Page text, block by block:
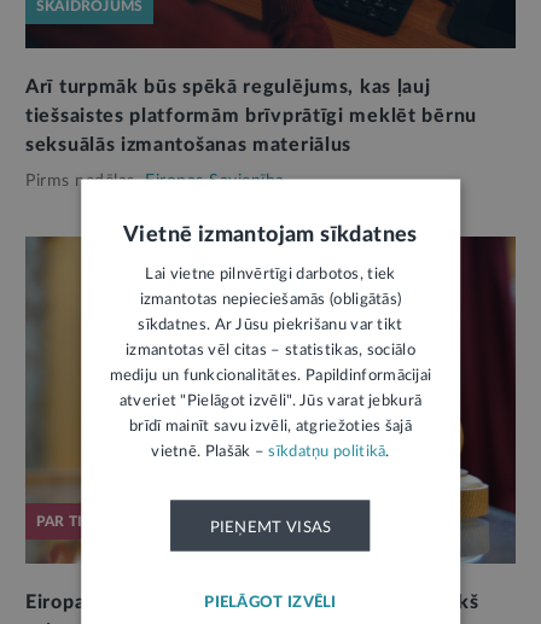
SKAIDROJUMS
Arī turpmāk būs spēkā regulējums, kas ļauj
tiešsaistes platformām brīvprātīgi meklēt bērnu
seksuālās izmantošanas materiālus
Pirms nedēļas, Eiropas Savienība
PAR TIESLIETU SISTĒMU
Eiropas Komisija par tiesiskumu Latvijā: iepriekš
Vietnē izmantojam sīkdatnes
Lai vietne pilnvērtīgi darbotos, tiek
izmantotas nepieciešamās (obligātās)
sīkdatnes. Ar Jūsu piekrišanu var tikt
izmantotas vēl citas – statistikas, sociālo
mediju un funkcionalitātes. Papildinformācijai
atveriet "Pielāgot izvēli". Jūs varat jebkurā
brīdī mainīt savu izvēli, atgriežoties šajā
vietnē. Plašāk –sīkdatņu politikā.
PIEŅEMT VISAS
PIELĀGOT IZVĒLI